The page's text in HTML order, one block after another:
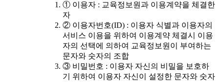
① 이용자 : 교육정보원과 이용계약을 체결한
자
② 이용자번호(ID) : 이용자 식별과 이용자의
서비스 이용을 위하여 이용계약 체결시 이용
자의 선택에 의하여 교육정보원이 부여하는
문자와 숫자의 조합
③ 비밀번호 : 이용자 자신의 비밀을 보호하
기 위하여 이용자 자신이 설정한 문자와 숫자